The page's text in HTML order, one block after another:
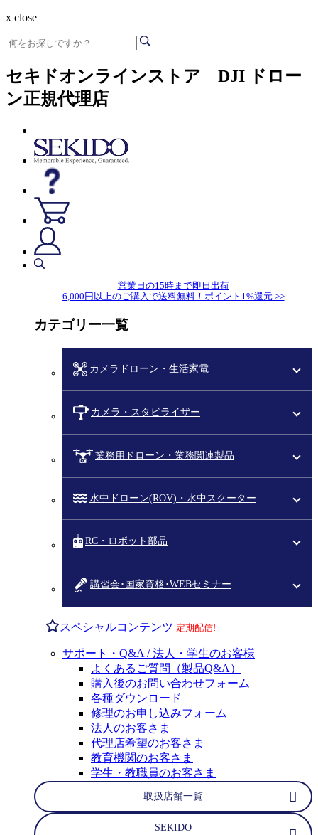
x close
セキドオンラインストア DJI ドロー
ン正規代理店
営業日の15時まで即日出荷
6,000円以上のご購入で送料無料！ポイント1%還元 >>
カテゴリー一覧
カメラドローン・生活家電
カメラ・スタビライザー
業務用ドローン・業務関連製品
水中ドローン(ROV)・水中スクーター
RC・ロボット部品
講習会･国家資格･WEBセミナー
スペシャルコンテンツ 定期配信!
サポート・Q&A / 法人・学生のお客様
よくあるご質問（製品Q&A）
購入後のお問い合わせフォーム
各種ダウンロード
修理のお申し込みフォーム
法人のお客さま
代理店希望のお客さま
教育機関のお客さま
学生・教職員のお客さま
取扱店舗一覧
SEKIDO